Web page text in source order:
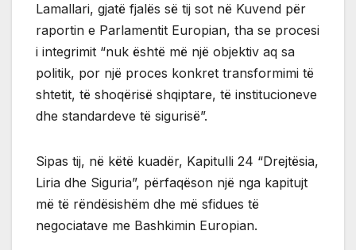
Lamallari, gjatë fjalës së tij sot në Kuvend për
raportin e Parlamentit Europian, tha se procesi
i integrimit “nuk është më një objektiv aq sa
politik, por një proces konkret transformimi të
shtetit, të shoqërisë shqiptare, të institucioneve
dhe standardeve të sigurisë”.
Sipas tij, në këtë kuadër, Kapitulli 24 “Drejtësia,
Liria dhe Siguria”, përfaqëson një nga kapitujt
më të rëndësishëm dhe më sfidues të
negociatave me Bashkimin Europian.